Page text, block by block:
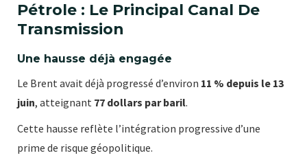
Pétrole : Le Principal Canal De
Transmission
Une hausse déjà engagée
Le Brent avait déjà progressé d’environ 11 % depuis le 13
juin, atteignant 77 dollars par baril.
Cette hausse reflète l’intégration progressive d’une
prime de risque géopolitique.